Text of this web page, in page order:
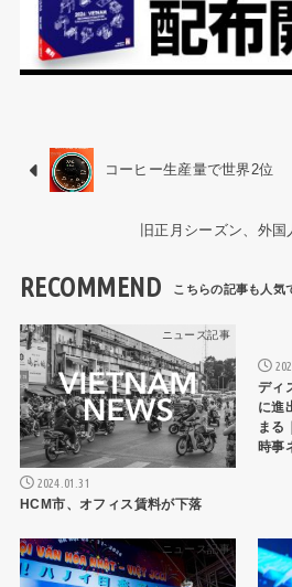
コーヒー生産量で世界2位
旧正月シーズン、外国
RECOMMEND
ニュース記事
2024.01.31
HCM市、オフィス賃料が下落
ディ
に進
まる
時事
ニュース記事